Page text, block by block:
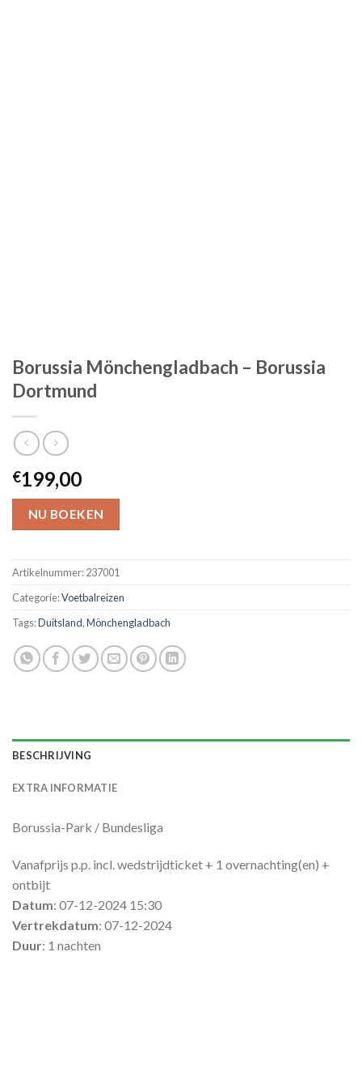
Borussia Mönchengladbach – Borussia
Dortmund
€199,00
NU BOEKEN
Artikelnummer:237001
Categorie:Voetbalreizen
Tags:Duitsland,Mönchengladbach
BESCHRIJVING
EXTRA INFORMATIE
Borussia-Park / Bundesliga
Vanafprijs p.p. incl. wedstrijdticket + 1 overnachting(en) +
ontbijt
Datum: 07-12-2024 15:30
Vertrekdatum: 07-12-2024
Duur: 1 nachten